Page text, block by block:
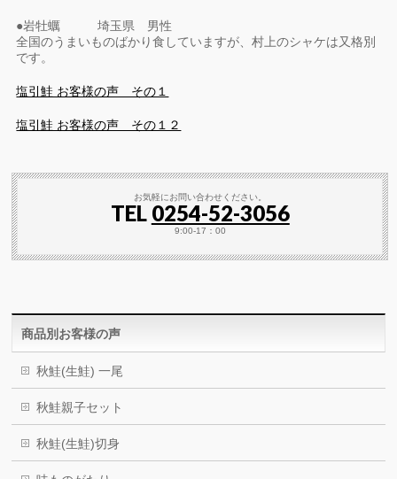
●岩牡蠣 埼玉県 男性
全国のうまいものばかり食していますが、村上のシャケは又格別
です。
塩引鮭 お客様の声 その１
塩引鮭 お客様の声 その１２
お気軽にお問い合わせください。
TEL 0254-52-3056
9:00-17：00
商品別お客様の声
秋鮭(生鮭) 一尾
秋鮭親子セット
秋鮭(生鮭)切身